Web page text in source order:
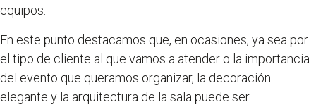
equipos.
En este punto destacamos que, en ocasiones, ya sea por
el tipo de cliente al que vamos a atender o la importancia
del evento que queramos organizar, la decoración
elegante y la arquitectura de la sala puede ser